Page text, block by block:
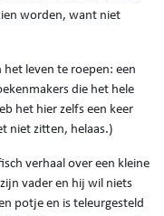
worden, want niet
leven te roepen: een
die het hele
het hier zelfs een keer
niet zitten, helaas.)
verhaal over een kleine
vader en hij wil niets
potje en is teleurgesteld